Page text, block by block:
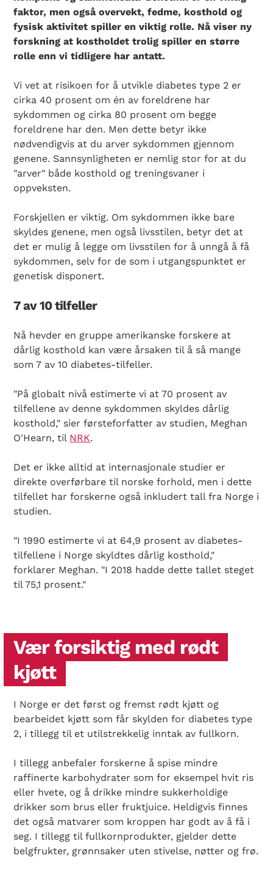
faktor, men også overvekt, fedme, kosthold og
fysisk aktivitet spiller en viktig rolle. Nå viser ny
forskning at kostholdet trolig spiller en større
rolle enn vi tidligere har antatt.
Vi vet at risikoen for å utvikle diabetes type 2 er
cirka 40 prosent om én av foreldrene har
sykdommen og cirka 80 prosent om begge
foreldrene har den. Men dette betyr ikke
nødvendigvis at du arver sykdommen gjennom
genene. Sannsynligheten er nemlig stor for at du
"arver" både kosthold og treningsvaner i
oppveksten.
Forskjellen er viktig. Om sykdommen ikke bare
skyldes genene, men også livsstilen, betyr det at
det er mulig å legge om livsstilen for å unngå å få
sykdommen, selv for de som i utgangspunktet er
genetisk disponert.
7 av 10 tilfeller
Nå hevder en gruppe amerikanske forskere at
dårlig kosthold kan være årsaken til å så mange
som 7 av 10 diabetes-tilfeller.
"På globalt nivå estimerte vi at 70 prosent av
tilfellene av denne sykdommen skyldes dårlig
kosthold," sier førsteforfatter av studien, Meghan
O'Hearn, til NRK.
Det er ikke alltid at internasjonale studier er
direkte overførbare til norske forhold, men i dette
tilfellet har forskerne også inkludert tall fra Norge i
studien.
"I 1990 estimerte vi at 64,9 prosent av diabetes-
tilfellene i Norge skyldtes dårlig kosthold,"
forklarer Meghan. "I 2018 hadde dette tallet steget
til 75,1 prosent."
Vær forsiktig med rødt
kjøtt
I Norge er det først og fremst rødt kjøtt og
bearbeidet kjøtt som får skylden for diabetes type
2, i tillegg til et utilstrekkelig inntak av fullkorn.
I tillegg anbefaler forskerne å spise mindre
raffinerte karbohydrater som for eksempel hvit ris
eller hvete, og å drikke mindre sukkerholdige
drikker som brus eller fruktjuice. Heldigvis finnes
det også matvarer som kroppen har godt av å få i
seg. I tillegg til fullkornprodukter, gjelder dette
belgfrukter, grønnsaker uten stivelse, nøtter og frø.